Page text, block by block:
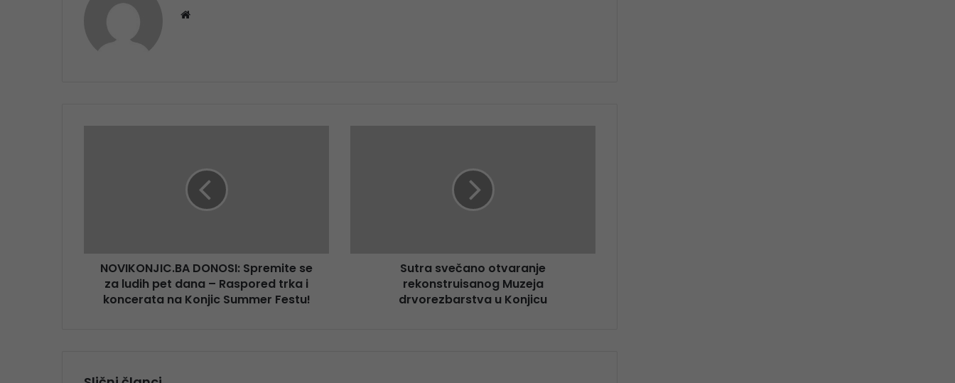
NOVIKONJIC.BA DONOSI: Spremite se
za ludih pet dana – Raspored trka i
koncerata na Konjic Summer Festu!
Sutra svečano otvaranje
rekonstruisanog Muzeja
drvorezbarstva u Konjicu